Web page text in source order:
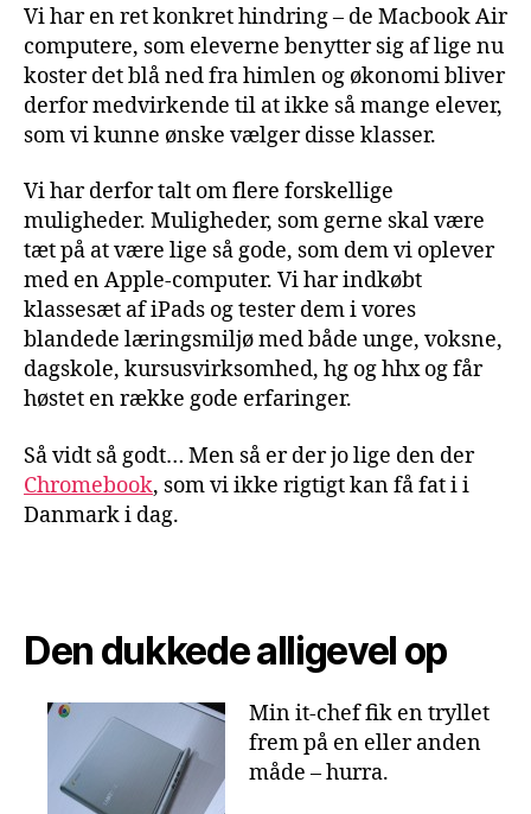
Vi har en ret konkret hindring – de Macbook Air
computere, som eleverne benytter sig af lige nu
koster det blå ned fra himlen og økonomi bliver
derfor medvirkende til at ikke så mange elever,
som vi kunne ønske vælger disse klasser.
Vi har derfor talt om flere forskellige
muligheder. Muligheder, som gerne skal være
tæt på at være lige så gode, som dem vi oplever
med en Apple-computer. Vi har indkøbt
klassesæt af iPads og tester dem i vores
blandede læringsmiljø med både unge, voksne,
dagskole, kursusvirksomhed, hg og hhx og får
høstet en række gode erfaringer.
Så vidt så godt… Men så er der jo lige den der
Chromebook, som vi ikke rigtigt kan få fat i i
Danmark i dag.
Den dukkede alligevel op
Min it-chef fik en tryllet
frem på en eller anden
måde – hurra.